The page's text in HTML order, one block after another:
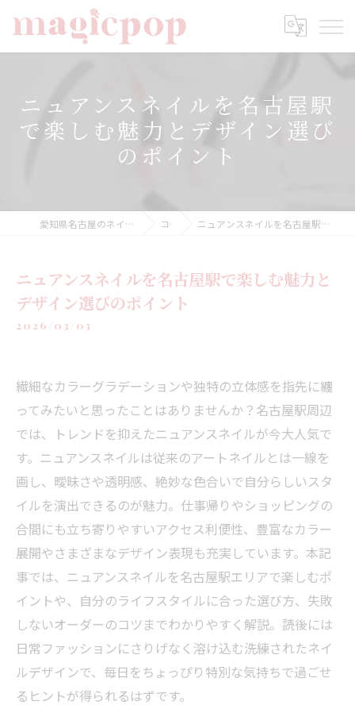
ニュアンスネイルを名古屋駅
で楽しむ魅力とデザイン選び
のポイント
愛知県名古屋のネイルならnailsalon magicpop コラム ニュアンスネイルを名古屋駅で楽しむ魅力とデザイン選びのポイント
ニュアンスネイルを名古屋駅で楽しむ魅力と
デザイン選びのポイント
2026/03/03
繊細なカラーグラデーションや独特の立体感を指先に纏
ってみたいと思ったことはありませんか？名古屋駅周辺
では、トレンドを抑えたニュアンスネイルが今大人気で
す。ニュアンスネイルは従来のアートネイルとは一線を
画し、曖昧さや透明感、絶妙な色合いで自分らしいスタ
イルを演出できるのが魅力。仕事帰りやショッピングの
合間にも立ち寄りやすいアクセス利便性、豊富なカラー
展開やさまざまなデザイン表現も充実しています。本記
事では、ニュアンスネイルを名古屋駅エリアで楽しむポ
イントや、自分のライフスタイルに合った選び方、失敗
しないオーダーのコツまでわかりやすく解説。読後には
日常ファッションにさりげなく溶け込む洗練されたネイ
ルデザインで、毎日をちょっぴり特別な気持ちで過ごせ
るヒントが得られるはずです。